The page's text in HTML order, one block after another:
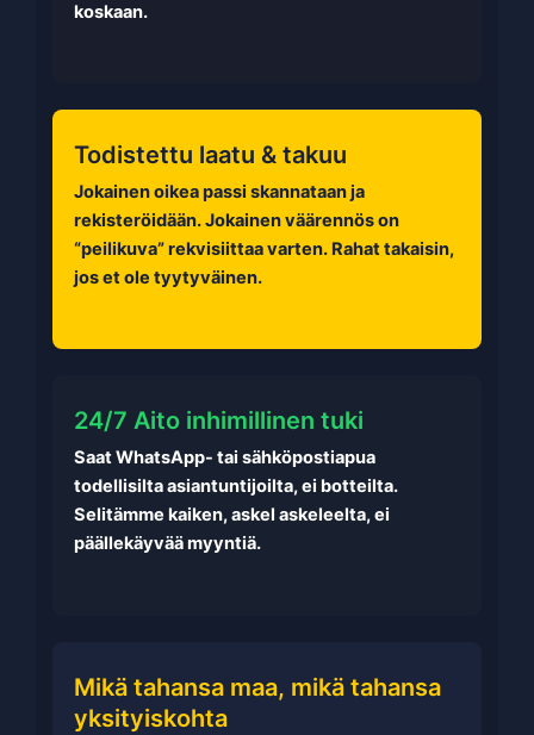
koskaan.
Todistettu laatu & takuu
Jokainen oikea passi skannataan ja
rekisteröidään. Jokainen väärennös on
“peilikuva” rekvisiittaa varten. Rahat takaisin,
jos et ole tyytyväinen.
24/7 Aito inhimillinen tuki
Saat WhatsApp- tai sähköpostiapua
todellisilta asiantuntijoilta, ei botteilta.
Selitämme kaiken, askel askeleelta, ei
päällekäyvää myyntiä.
Mikä tahansa maa, mikä tahansa
yksityiskohta